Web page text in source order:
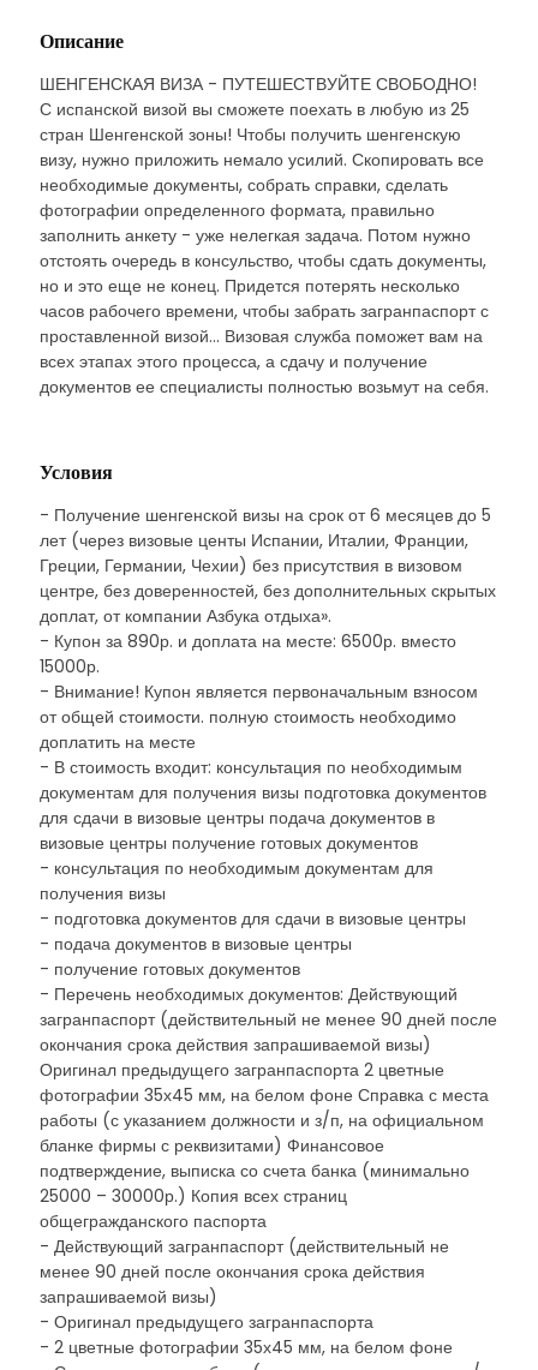
Описание
ШЕНГЕНСКАЯ ВИЗА - ПУТЕШЕСТВУЙТЕ СВОБОДНО!
С испанской визой вы сможете поехать в любую из 25
стран Шенгенской зоны! Чтобы получить шенгенскую
визу, нужно приложить немало усилий. Скопировать все
необходимые документы, собрать справки, сделать
фотографии определенного формата, правильно
заполнить анкету - уже нелегкая задача. Потом нужно
отстоять очередь в консульство, чтобы сдать документы,
но и это еще не конец. Придется потерять несколько
часов рабочего времени, чтобы забрать загранпаспорт с
проставленной визой... Визовая служба поможет вам на
всех этапах этого процесса, а сдачу и получение
документов ее специалисты полностью возьмут на себя.
Условия
- Получение шенгенской визы на срок от 6 месяцев до 5
лет (через визовые центы Испании, Италии, Франции,
Греции, Германии, Чехии) без присутствия в визовом
центре, без доверенностей, без дополнительных скрытых
доплат, от компании Азбука отдыха».
- Купон за 890р. и доплата на месте: 6500р. вместо
15000р.
- Внимание! Купон является первоначальным взносом
от общей стоимости. полную стоимость необходимо
доплатить на месте
- В стоимость входит: консультация по необходимым
документам для получения визы подготовка документов
для сдачи в визовые центры подача документов в
визовые центры получение готовых документов
- консультация по необходимым документам для
получения визы
- подготовка документов для сдачи в визовые центры
- подача документов в визовые центры
- получение готовых документов
- Перечень необходимых документов: Действующий
загранпаспорт (действительный не менее 90 дней после
окончания срока действия запрашиваемой визы)
Оригинал предыдущего загранпаспорта 2 цветные
фотографии 35х45 мм, на белом фоне Справка с места
работы (с указанием должности и з/п, на официальном
бланке фирмы с реквизитами) Финансовое
подтверждение, выписка со счета банка (минимально
25000 – 30000р.) Копия всех страниц
общегражданского паспорта
- Действующий загранпаспорт (действительный не
менее 90 дней после окончания срока действия
запрашиваемой визы)
- Оригинал предыдущего загранпаспорта
- 2 цветные фотографии 35х45 мм, на белом фоне